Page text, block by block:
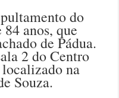
do
84 anos, que
de Pádua.
2 do Centro
na
Souza.